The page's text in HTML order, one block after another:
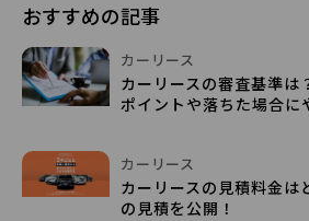
おすすめの記事
カーリース
カーリースの審査基準は
ポイントや落ちた場合に
カーリース
カーリースの見積料金は
の見積を公開！